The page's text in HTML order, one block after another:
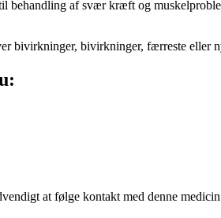
behandling af svær kræft og
bivirkninger, bivirkninger, færreste eller
at følge kontakt med denne